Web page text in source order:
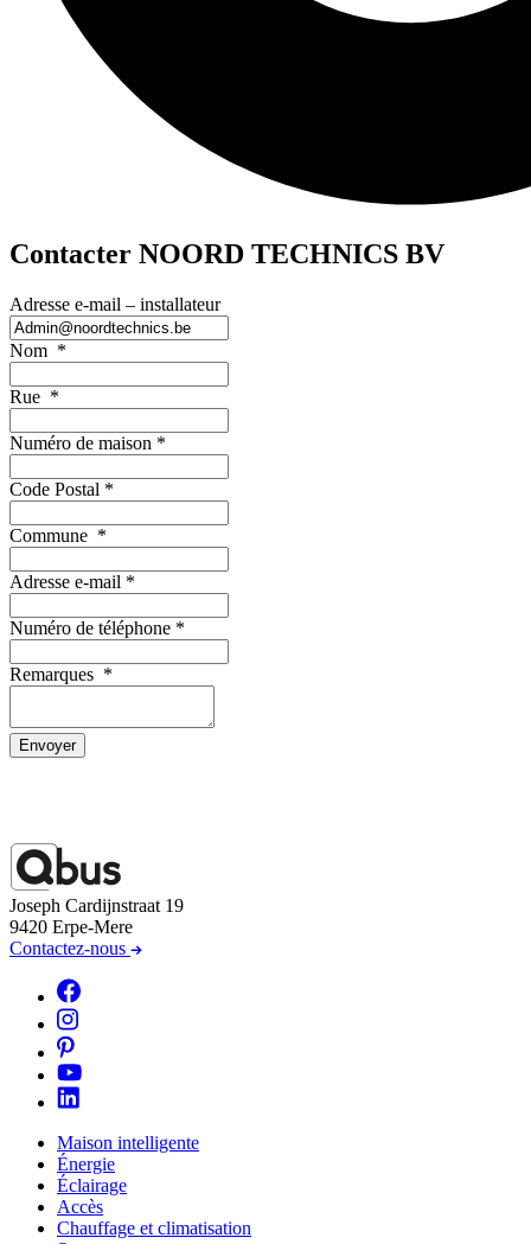
Contacter NOORD TECHNICS BV
Adresse e-mail – installateur
Nom *
Rue *
Numéro de maison *
Code Postal *
Commune *
Adresse e-mail *
Numéro de téléphone *
Remarques *
Envoyer
Joseph Cardijnstraat 19
9420 Erpe-Mere
Contactez-nous
Maison intelligente
Énergie
Éclairage
Accès
Chauffage et climatisation